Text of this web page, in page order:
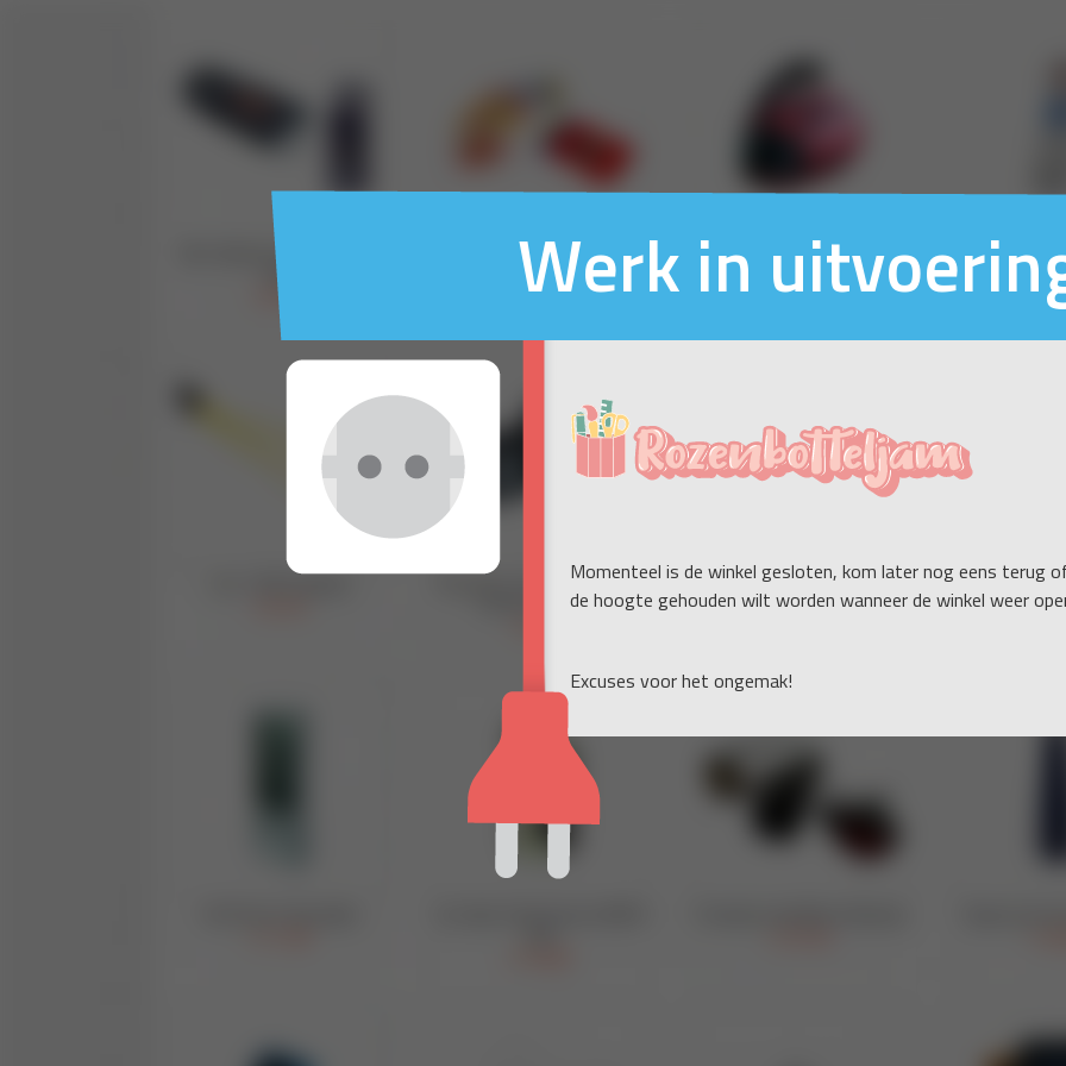
Werk in
Momenteel is de winkel gesloten, kom later nog eens terug
de hoogte gehouden wilt worden wanneer de winkel weer
Excuses voor het ongemak!